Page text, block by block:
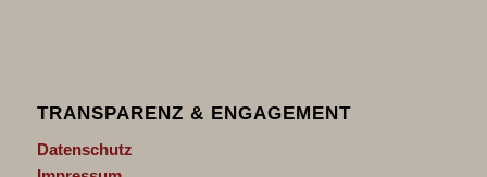
TRANSPARENZ & ENGAGEMENT
Datenschutz